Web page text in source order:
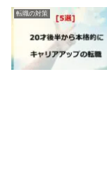
転職の対策